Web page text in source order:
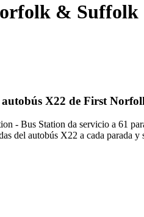
& Suffolk
autobús X22 de First
- Bus Station da servicio a 61
del autobús X22 a cada